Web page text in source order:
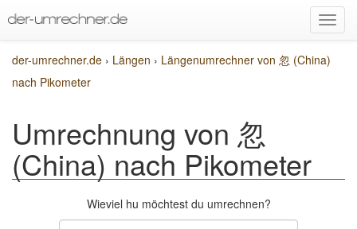
der-umrechner.de › Längen › Längenumrechner von 忽 (China)
nach Pikometer
Umrechnung von 忽
(China) nach Pikometer
Wieviel hu möchtest du umrechnen?